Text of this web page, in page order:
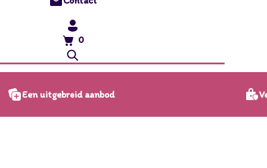
0
Een uitgebreid aanbod